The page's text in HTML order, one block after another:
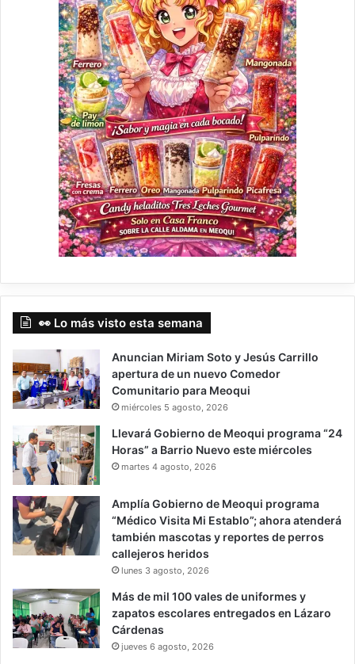
👀 Lo más visto esta semana
Anuncian Miriam Soto y Jesús Carrillo
apertura de un nuevo Comedor
Comunitario para Meoqui
miércoles 5 agosto, 2026
Llevará Gobierno de Meoqui programa “24
Horas” a Barrio Nuevo este miércoles
martes 4 agosto, 2026
Amplía Gobierno de Meoqui programa
“Médico Visita Mi Establo”; ahora atenderá
también mascotas y reportes de perros
callejeros heridos
lunes 3 agosto, 2026
Más de mil 100 vales de uniformes y
zapatos escolares entregados en Lázaro
Cárdenas
jueves 6 agosto, 2026